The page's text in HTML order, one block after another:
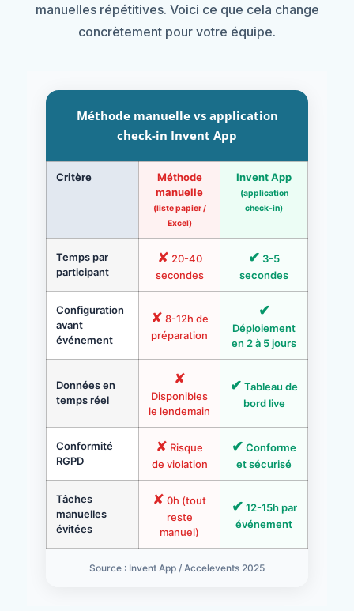
manuelles répétitives. Voici ce que cela change
concrètement pour votre équipe.
Méthode manuelle vs application
check-in Invent App
Critère
Méthode
manuelle
(liste papier /
Excel)
Invent App
(application
check-in)
Temps par
participant
✘ 20-40
secondes
✔ 3-5
secondes
Configuration
avant
événement
✘ 8-12h de
préparation
✔
Déploiement
en 2 à 5 jours
Données en
temps réel
✘
Disponibles
le lendemain
✔ Tableau de
bord live
Conformité
RGPD
✘ Risque
de violation
✔ Conforme
et sécurisé
Tâches
manuelles
évitées
✘ 0h (tout
reste
manuel)
✔ 12-15h par
événement
Source : Invent App / Accelevents 2025